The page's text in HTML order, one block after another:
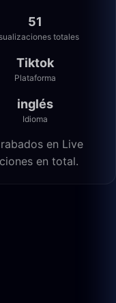
51
totales
Tiktok
Plataforma
inglés
Idioma
en Live
en total.